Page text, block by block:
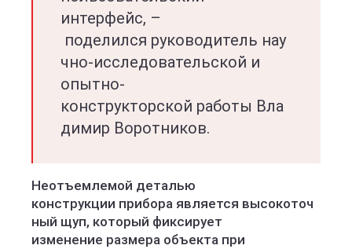
интерфейс, –
поделился руководитель нау
чно-исследовательской и
опытно-
конструкторской работы Вла
димир Воротников.
Неотъемлемой деталью
конструкции прибора является высокоточ
ный щуп, который фиксирует
изменение размера объекта при